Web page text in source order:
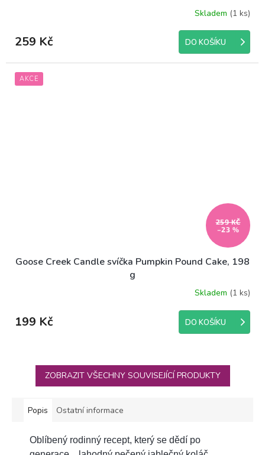
Skladem (1 ks)
259 Kč DO KOŠÍKU
AKCE
259 KČ
–23 %
Goose Creek Candle svíčka Pumpkin Pound Cake, 198
g
Skladem (1 ks)
199 Kč DO KOŠÍKU
ZOBRAZIT VŠECHNY SOUVISEJÍCÍ PRODUKTY
Popis Ostatní informace
Oblíbený rodinný recept, který se dědí po